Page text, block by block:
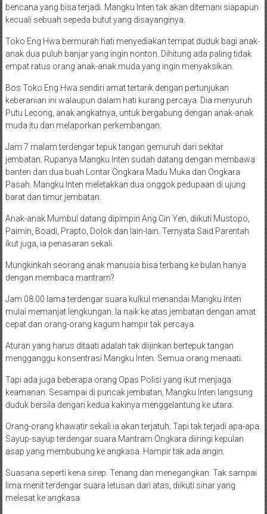
bencana yang bisa terjadi. Mangku Inten tak akan ditemani siapapun
kecuali sebuah sepeda butut yang disayanginya.
Toko Eng Hwa bermurah hati menyediakan tempat duduk bagi anak-
anak dua puluh banjar yang ingin nonton. Dihitung ada paling tidak
empat ratus orang anak-anak muda yang ingin menyaksikan.
Bos Toko Eng Hwa sendiri amat tertarik dengan pertunjukan
keberanian ini walaupun dalam hati kurang percaya. Dia menyuruh
Putu Lecong, anak angkatnya, untuk bergabung dengan anak-anak
muda itu dan melaporkan perkembangan.
Jam 7 malam terdengar tepuk tangan gemuruh dari sekitar
jembatan. Rupanya Mangku Inten sudah datang dengan membawa
banten dan dua buah Lontar Ongkara Madu Muka dan Ongkara
Pasah. Mangku Inten meletakkan dua onggok pedupaan di ujung
barat dan timur jembatan.
Anak-anak Mumbul datang dipimpin Ang Cin Yen, diikuti Mustopo,
Paimin, Boadi, Prapto, Dolok dan lain-lain. Ternyata Said Parentah
ikut juga, ia penasaran sekali.
Mungkinkah seorang anak manusia bisa terbang ke bulan hanya
dengan membaca mantram?
Jam 08.00 lama terdengar suara kulkul menandai Mangku Inten
mulai memanjat lengkungan. Ia naik ke atas jembatan dengan amat
cepat dan orang-orang kagum hampir tak percaya.
Aturan yang harus ditaati adalah tak diijinkan bertepuk tangan
mengganggu konsentrasi Mangku Inten. Semua orang menaati.
Tapi ada juga beberapa orang Opas Polisi yang ikut menjaga
keamanan. Sesampai di puncak jembatan, Mangku Inten langsung
duduk bersila dengan kedua kakinya menggelantung ke utara.
Orang-orang khawatir sekali ia akan terjatuh. Tapi tak terjadi apa-apa.
Sayup-sayup terdengar suara Mantram Ongkara diiringi kepulan
asap yang membubung ke angkasa. Hampir tak ada angin.
Suasana seperti kena sirep. Tenang dan menegangkan. Tak sampai
lima menit terdengar suara letusan dari atas, diikuti sinar yang
melesat ke angkasa.